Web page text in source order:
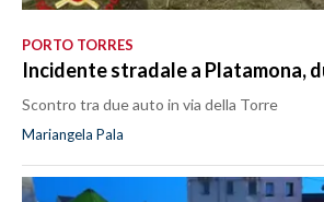
PORTO TORRES
Incidente stradale a Platamona,
Scontro tra due auto in via della Torre
Mariangela Pala